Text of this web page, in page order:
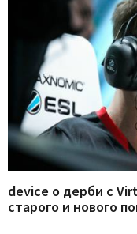
device о дерби с
старого и нового